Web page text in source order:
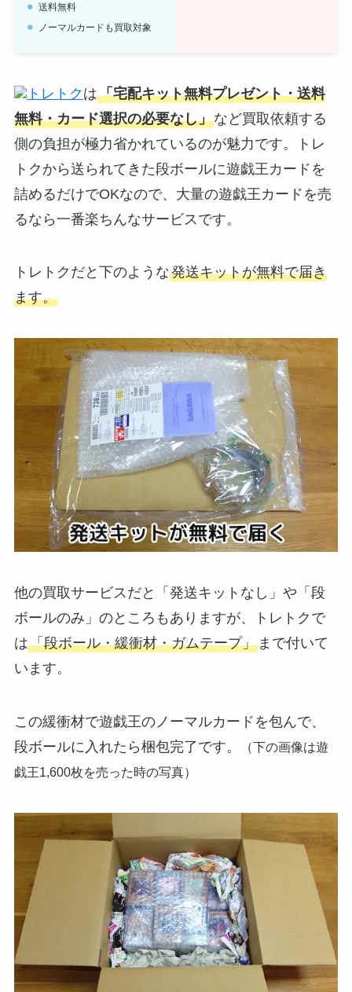
送料無料
ノーマルカードも買取対象
トレトク は「宅配キット無料プレゼント・送料
無料・カード選択の必要なし」など買取依頼する
側の負担が極力省かれているのが魅力です。トレ
トクから送られてきた段ボールに遊戯王カードを
詰めるだけでOKなので、大量の遊戯王カードを売
るなら一番楽ちんなサービスです。
トレトクだと下のような発送キットが無料で届き
ます。
他の買取サービスだと「発送キットなし」や「段
ボールのみ」のところもありますが、トレトクで
は「段ボール・緩衝材・ガムテープ」まで付いて
います。
この緩衝材で遊戯王のノーマルカードを包んで、
段ボールに入れたら梱包完了です。
（下の画像は遊
戯王1,600枚を売った時の写真）